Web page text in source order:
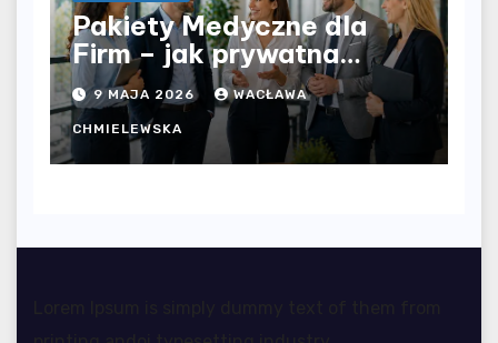
Pakiety Medyczne dla
Firm – jak prywatna
opieka zdrowotna
wpływa na jakość
współpracy w
organizacji?
9 MAJA 2026 WACŁAWA
CHMIELEWSKA